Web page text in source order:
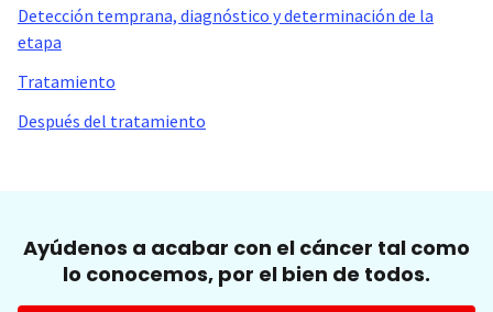
Detección temprana, diagnóstico y determinación de la
etapa
Tratamiento
Después del tratamiento
Ayúdenos a acabar con el cáncer tal como
lo conocemos, por el bien de todos.